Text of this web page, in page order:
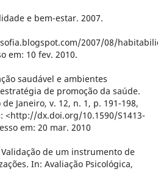
e bem-estar. 2007.
2007/08/
em: 10 fev. 2010.
saudável e ambientes
de promoção da saúde.
Janeiro, v. 12, n. 1, p. 191-198,
<http://dx.doi.org/10.1590/S1413-
em: 20 mar. 2010
Validação de um instrumento de
In: Avaliação Psicológica,